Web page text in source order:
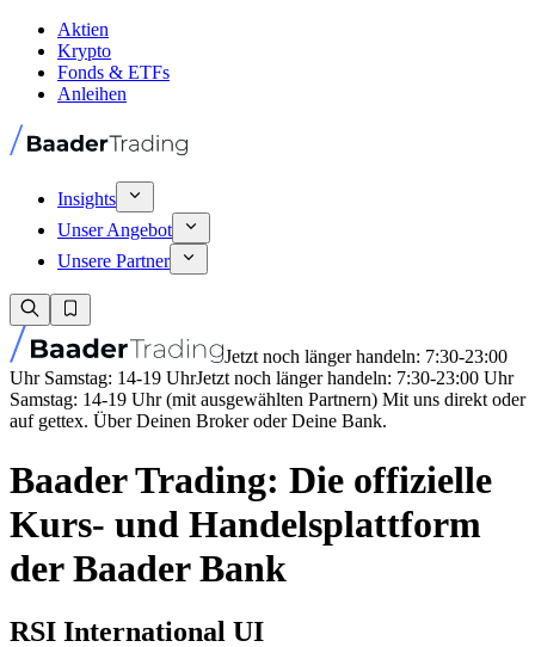
Aktien
Krypto
Fonds & ETFs
Anleihen
Insights
Unser Angebot
Unsere Partner
Jetzt noch länger handeln: 7:30-23:00
Uhr Samstag: 14-19 UhrJetzt noch länger handeln: 7:30-23:00 Uhr
Samstag: 14-19 Uhr (mit ausgewählten Partnern) Mit uns direkt oder
auf gettex. Über Deinen Broker oder Deine Bank.
Baader Trading: Die offizielle
Kurs- und Handelsplattform
der Baader Bank
RSI International UI